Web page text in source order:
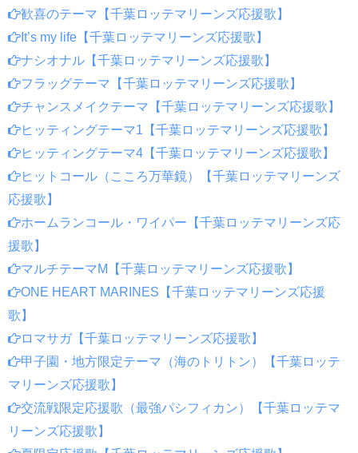
歓喜のテーマ【千葉ロッテマリーンズ応援歌】
It’s my life【千葉ロッテマリーンズ応援歌】
ナシオナル【千葉ロッテマリーンズ応援歌】
フラッグテーマ【千葉ロッテマリーンズ応援歌】
チャンスメイクテーマ【千葉ロッテマリーンズ応援歌】
ヒッティングテーマ1【千葉ロッテマリーンズ応援歌】
ヒッティングテーマ4【千葉ロッテマリーンズ応援歌】
ヒットコール（こころ万華鏡）【千葉ロッテマリーンズ
応援歌】
ホームランコール・ワイパー【千葉ロッテマリーンズ応
援歌】
マルチテーマM【千葉ロッテマリーンズ応援歌】
ONE HEART MARINES【千葉ロッテマリーンズ応援
歌】
ロマサガ【千葉ロッテマリーンズ応援歌】
甲子園・地方限定テーマ（海のトリトン）【千葉ロッテ
マリーンズ応援歌】
交流戦限定応援歌（最強パシフィカン）【千葉ロッテマ
リーンズ応援歌】